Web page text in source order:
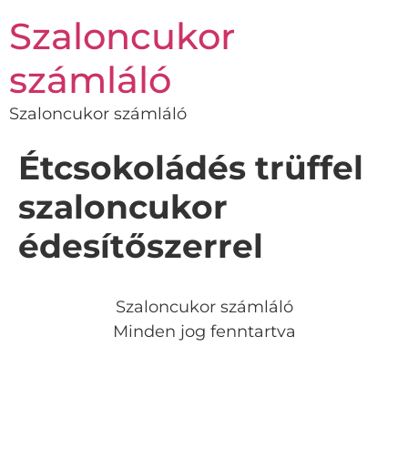
Szaloncukor
számláló
Szaloncukor számláló
Étcsokoládés trüffel
szaloncukor
édesítőszerrel
Szaloncukor számláló
Minden jog fenntartva